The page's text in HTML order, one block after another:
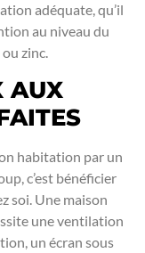
adéquate, qu’il
au niveau du
zinc.
AUX
habitation par un
c’est bénéficier
soi. Une maison
une ventilation
un écran sous